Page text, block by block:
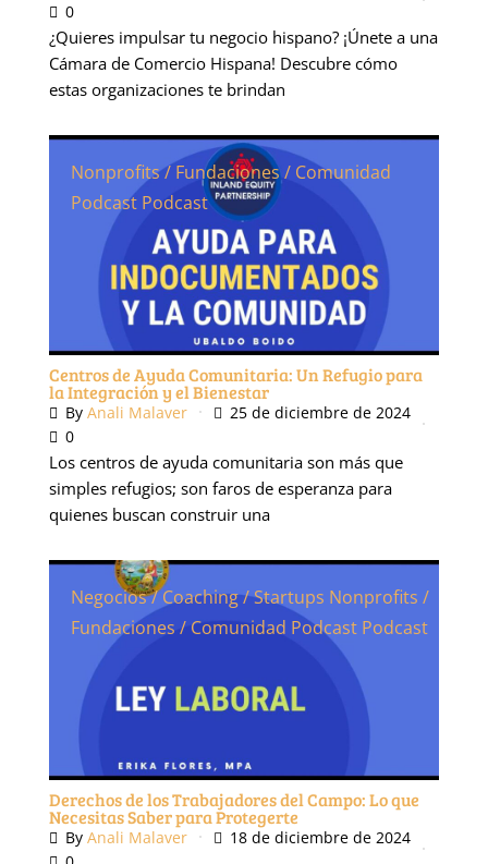
0
¿Quieres impulsar tu negocio hispano? ¡Únete a una
Cámara de Comercio Hispana! Descubre cómo
estas organizaciones te brindan
Nonprofits / Fundaciones / Comunidad
Podcast Podcast
Centros de Ayuda Comunitaria: Un Refugio para
la Integración y el Bienestar
By Anali Malaver
25 de diciembre de 2024
0
Los centros de ayuda comunitaria son más que
simples refugios; son faros de esperanza para
quienes buscan construir una
Negocios / Coaching / Startups Nonprofits /
Fundaciones / Comunidad Podcast Podcast
Derechos de los Trabajadores del Campo: Lo que
Necesitas Saber para Protegerte
By Anali Malaver
18 de diciembre de 2024